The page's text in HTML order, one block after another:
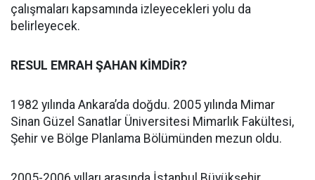
çalışmaları kapsamında izleyecekleri yolu da
belirleyecek.
RESUL EMRAH ŞAHAN KİMDİR?
1982 yılında Ankara’da doğdu. 2005 yılında Mimar
Sinan Güzel Sanatlar Üniversitesi Mimarlık Fakültesi,
Şehir ve Bölge Planlama Bölümünden mezun oldu.